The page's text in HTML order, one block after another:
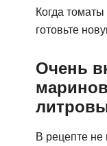
Когда
готовьте
Очень
В рецепте не